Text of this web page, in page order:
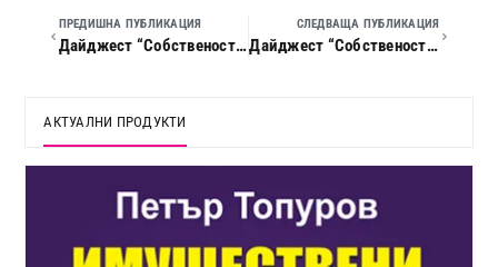
ПРЕДИШНА ПУБЛИКАЦИЯ
Дайджест “Собственост и право”, 2020 г., кн. 02
СЛЕДВАЩА ПУБЛИКАЦИЯ
Дайджест “Собственост и право”, 2020 г., кн. 04/05
АКТУАЛНИ ПРОДУКТИ